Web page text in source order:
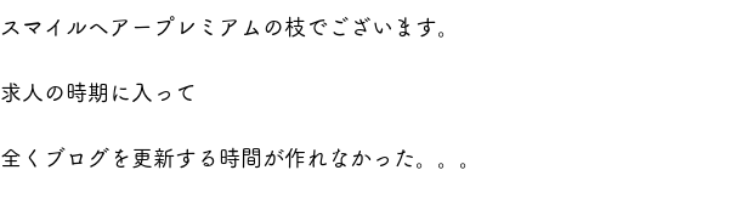
スマイルヘアープレミアムの枝でございます。
求人の時期に入って
全くブログを更新する時間が作れなかった。。。